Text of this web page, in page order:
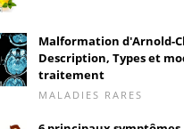
Malformation d'Arnold-
Description, Types et
traitement
MALADIES RARES